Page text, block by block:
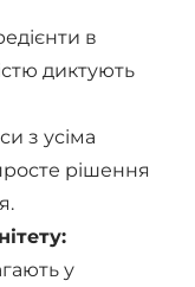
в
диктують
з усіма
рішення
у